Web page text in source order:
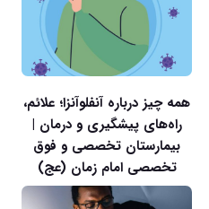
همه چیز درباره آنفلوآنزا؛ علائم،
راه‌های پیشگیری و درمان |
بیمارستان تخصصی و فوق
تخصصی امام زمان (عج)